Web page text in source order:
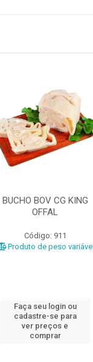
BUCHO BOV CG KING
OFFAL
Código: 911
Produto de peso variável
Faça seu login ou
cadastre-se para
ver preços e
comprar